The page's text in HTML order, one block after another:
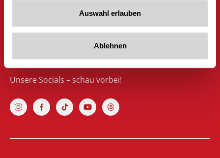
Auswahl erlauben
Ablehnen
A-6280 Zell am Ziller
Österreich
Unsere Socials – schau vorbei!